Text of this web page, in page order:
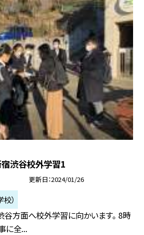
渋谷校外学習1
更新日 2024/01/26
）
谷方面へ校外学習に向かいます。 8時
に全...